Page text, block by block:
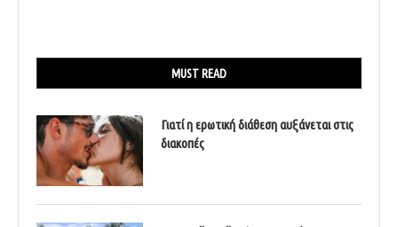
MUST READ
Γιατί η ερωτική διάθεση αυξάνεται στις
διακοπές